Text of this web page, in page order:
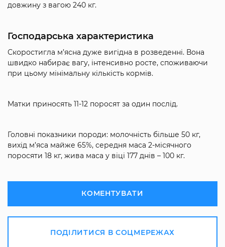
довжину з вагою 240 кг.
Господарська характеристика
Скоростигла м’ясна дуже вигідна в розведенні. Вона
швидко набирає вагу, інтенсивно росте, споживаючи
при цьому мінімальну кількість кормів.
Матки приносять 11-12 поросят за один послід.
Головні показники породи: молочність більше 50 кг,
вихід м’яса майже 65%, середня маса 2-місячного
поросяти 18 кг, жива маса у віці 177 днів – 100 кг.
КОМЕНТУВАТИ
ПОДІЛИТИСЯ В СОЦМЕРЕЖАХ